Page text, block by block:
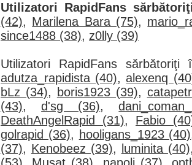
Utilizatori RapidFans
(42), Marilena Bara (75),
since1488 (38), z0lly (39)
Utilizatori RapidFans
adutza_rapidista (40),alexenq
bLz (34), boris1923 (39),
(43),d'sg (36),
DeathAngelRapid (31), Fabio
golrapid (36), hooligans_1923 (40)
(37), Kenobeez (39), luminita (40)